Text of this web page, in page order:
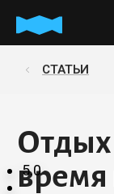
СТАТЬИ
Отдых
5.0